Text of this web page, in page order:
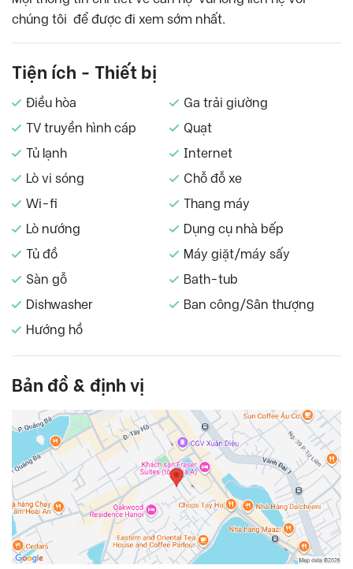
chúng tôi để được đi xem sớm nhất.
Tiện ích - Thiết bị
Điều hòa
Ga trải giường
TV truyền hình cáp
Quạt
Tủ lạnh
Internet
Lò vi sóng
Chỗ đỗ xe
Wi-fi
Thang máy
Lò nướng
Dụng cụ nhà bếp
Tủ đồ
Máy giặt/máy sấy
Sàn gỗ
Bath-tub
Dishwasher
Ban công/Sân thượng
Hướng hồ
Bản đồ & định vị